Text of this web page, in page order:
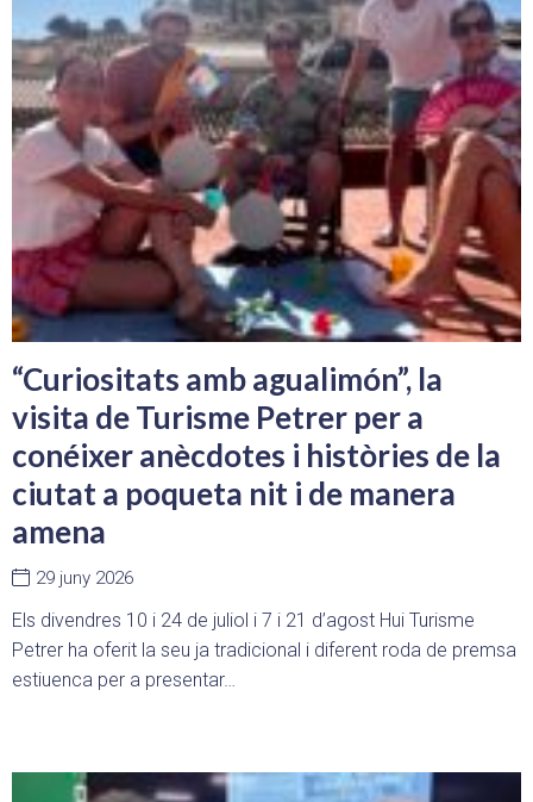
“Curiositats amb agualimón”, la
visita de Turisme Petrer per a
conéixer anècdotes i històries de la
ciutat a poqueta nit i de manera
amena
29 juny 2026
Els divendres 10 i 24 de juliol i 7 i 21 d’agost Hui Turisme
Petrer ha oferit la seu ja tradicional i diferent roda de premsa
estiuenca per a presentar…